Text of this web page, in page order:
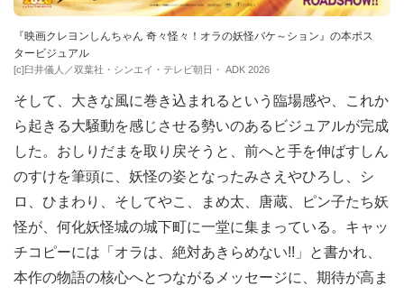
『映画クレヨンしんちゃん 奇々怪々！オラの妖怪バケ～ション』の本ポス
タービジュアル
[c]臼井儀人／双葉社・シンエイ・テレビ朝日・ ADK 2026
そして、大きな風に巻き込まれるという臨場感や、これか
ら起きる大騒動を感じさせる勢いのあるビジュアルが完成
した。おしりだまを取り戻そうと、前へと手を伸ばすしん
のすけを筆頭に、妖怪の姿となったみさえやひろし、シ
ロ、ひまわり、そしてやこ、まめ太、唐蔵、ピン子たち妖
怪が、何化妖怪城の城下町に一堂に集まっている。キャッ
チコピーには「オラは、絶対あきらめない!!」と書かれ、
本作の物語の核心へとつながるメッセージに、期待が高ま